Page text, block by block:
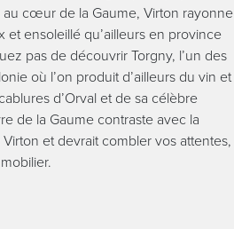
cœur de la Gaume, Virton rayonne
et ensoleillé qu’ailleurs en province
pas de découvrir Torgny, l’un des
où l’on produit d’ailleurs du vin et
d’Orval et de sa célèbre
de la Gaume contraste avec la
et devrait combler vos attentes,